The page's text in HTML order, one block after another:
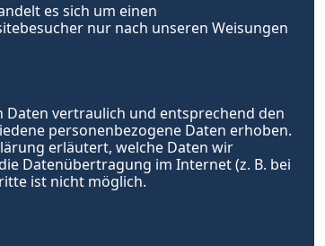
es sich um einen
nur nach unseren Weisungen
vertraulich und entsprechend den
personenbezogene Daten erhoben.
erläutert, welche Daten wir
Datenübertragung im Internet (z. B. bei
ist nicht möglich.